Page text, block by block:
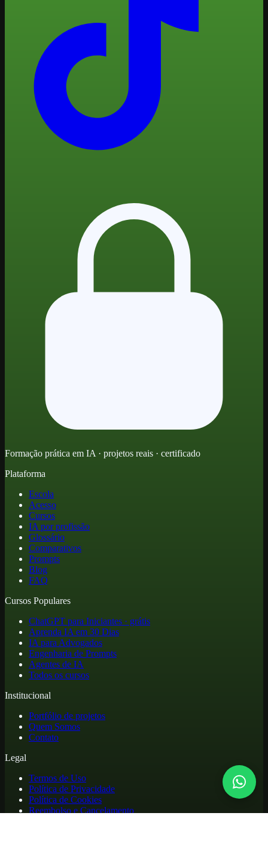
Formação prática em IA · projetos reais · certificado
Plataforma
Escola
Acesso
Cursos
IA por profissão
Glossário
Comparativos
Prompts
Blog
FAQ
Cursos Populares
ChatGPT para Iniciantes · grátis
Aprenda IA em 30 Dias
IA para Advogados
Engenharia de Prompts
Agentes de IA
Todos os cursos
Institucional
Portfólio de projetos
Quem Somos
Contato
Legal
Termos de Uso
Política de Privacidade
Política de Cookies
Reembolso e Cancelamento